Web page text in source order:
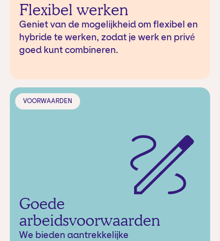
Flexibel werken
Geniet van de mogelijkheid om flexibel en
hybride te werken, zodat je werk en privé
goed kunt combineren.
VOORWAARDEN
Goede
arbeidsvoorwaarden
We bieden aantrekkelijke